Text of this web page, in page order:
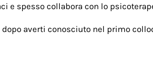
e spesso collabora con lo
averti conosciuto nel primo